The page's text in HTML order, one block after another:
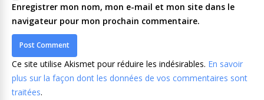
Enregistrer mon nom, mon e-mail et mon site dans le
navigateur pour mon prochain commentaire.
Ce site utilise Akismet pour réduire les indésirables. En savoir
plus sur la façon dont les données de vos commentaires sont
traitées.